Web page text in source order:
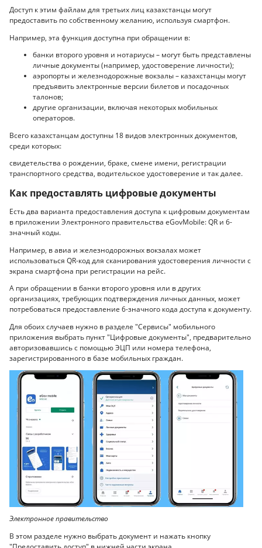
Доступ к этим файлам для третьих лиц казахстанцы могут
предоставить по собственному желанию, используя смартфон.
Например, эта функция доступна при обращении в:
банки второго уровня и нотариусы – могут быть представлены
личные документы (например, удостоверение личности);
аэропорты и железнодорожные вокзалы – казахстанцы могут
предъявить электронные версии билетов и посадочных
талонов;
другие организации, включая некоторых мобильных
операторов.
Всего казахстанцам доступны 18 видов электронных документов,
среди которых:
свидетельства о рождении, браке, смене имени, регистрации
транспортного средства, водительское удостоверение и так далее.
Как предоставлять цифровые документы
Есть два варианта предоставления доступа к цифровым документам
в приложении Электронного правительства eGovMobile: QR и 6-
значный коды.
Например, в авиа и железнодорожных вокзалах может
использоваться QR-код для сканирования удостоверения личности с
экрана смартфона при регистрации на рейс.
А при обращении в банки второго уровня или в других
организациях, требующих подтверждения личных данных, может
потребоваться предоставление 6-значного кода доступа к документу.
Для обоих случаев нужно в разделе "Сервисы" мобильного
приложения выбрать пункт "Цифровые документы", предварительно
авторизовавшись с помощью ЭЦП или номера телефона,
зарегистрированного в базе мобильных граждан.
Электронное правительство
В этом разделе нужно выбрать документ и нажать кнопку